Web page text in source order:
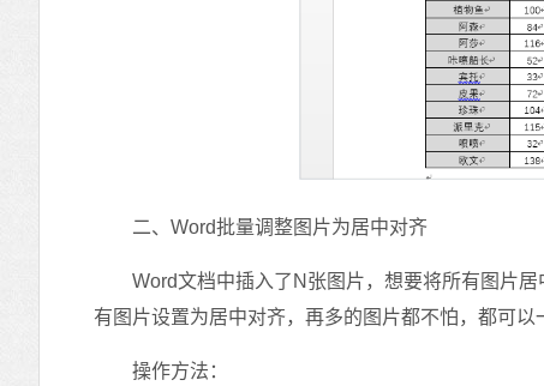
二、Word批量调整图片为居中对齐
Word文档中插入了N张图片，想要将所有图片居
有图片设置为居中对齐，再多的图片都不怕，都可以
操作方法：